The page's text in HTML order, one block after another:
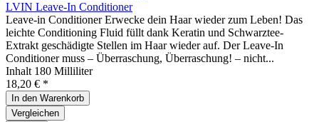
LVIN Leave-In Conditioner
Leave-in Conditioner Erwecke dein Haar wieder zum Leben! Das
leichte Conditioning Fluid füllt dank Keratin und Schwarztee-
Extrakt geschädigte Stellen im Haar wieder auf. Der Leave-In
Conditioner muss – Überraschung, Überraschung! – nicht...
Inhalt 180 Milliliter
18,20 € *
In den Warenkorb
Vergleichen